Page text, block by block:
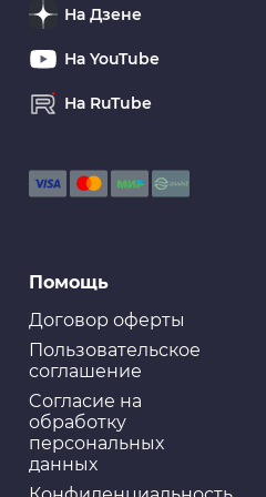
Помощь
Договор оферты
Пользовательское
соглашение
Cогласие на
обработку
персональных
данных
На Дзене
На YouTube
На RuTube